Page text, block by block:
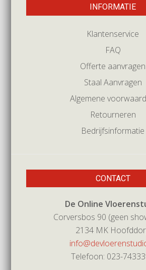
INFORMATIE
Klantenservice
FAQ
Offerte aanvragen
Staal Aanvragen
Algemene
Retourneren
Bedrijfsinformatie
CONTACT
De Online
Corversbos 90 (geen
2134 MK
Telefoon: 023-